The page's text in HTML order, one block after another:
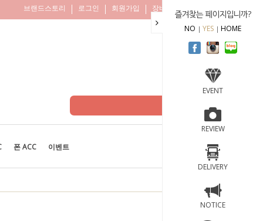
즐겨찾는 페이지입니까?
NO YES HOME
EVENT
REVIEW
DELIVERY
NOTICE
브랜드스토리 로그인 회원가입 장바구니
폰 ACC 이벤트